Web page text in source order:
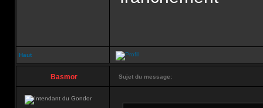
Haut
Basmor Sujet du message: